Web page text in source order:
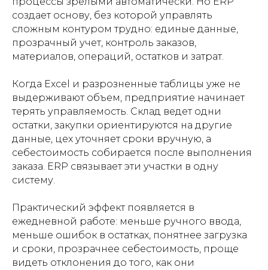
создает основу, без которой управлять
сложным контуром трудно: единые данные,
прозрачный учет, контроль заказов,
материалов, операций, остатков и затрат.
Когда Excel и разрозненные таблицы уже не
выдерживают объем, предприятие начинает
терять управляемость. Склад ведет одни
остатки, закупки ориентируются на другие
данные, цех уточняет сроки вручную, а
себестоимость собирается после выполнения
заказа. ERP связывает эти участки в одну
систему.
Практический эффект появляется в
ежедневной работе: меньше ручного ввода,
меньше ошибок в остатках, понятнее загрузка
и сроки, прозрачнее себестоимость, проще
видеть отклонения до того, как они